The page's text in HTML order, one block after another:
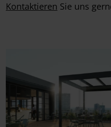
Kontaktieren Sie uns